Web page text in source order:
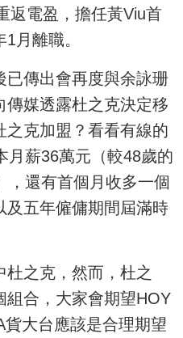
返電盈，擔任黃Viu首
月離職。
已傳出會再度與余詠珊
傳媒透露杜之克決定移
之克加盟？看看有線的
月薪36萬元（較48歲的
，還有首個月收多一個
及五年僱傭期間屆滿時
之克，然而，杜之
組合，大家會期望HOY
大台應該是合理期望